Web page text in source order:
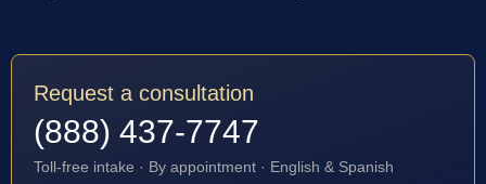
Request a consultation
(888) 437-7747
Toll-free intake · By appointment · English & Spanish